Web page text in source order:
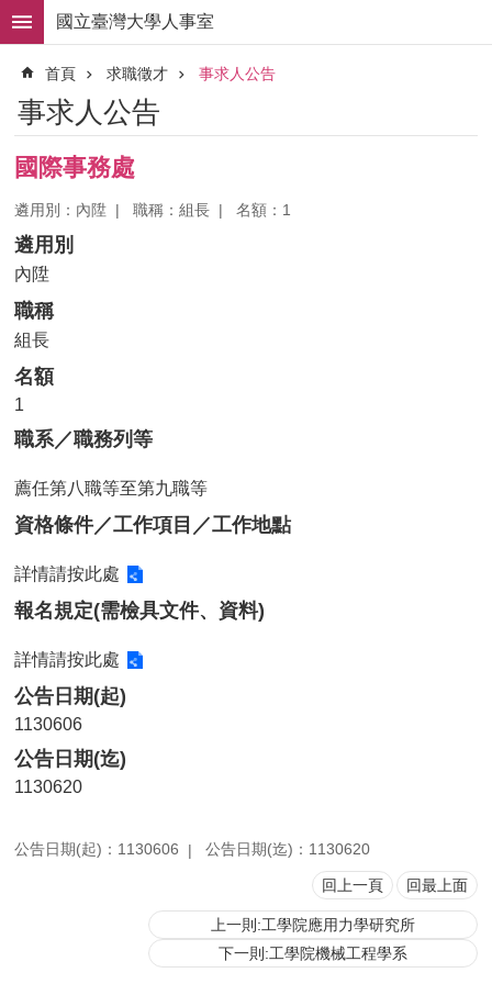
跳到主要內容區塊
進
階
搜
尋
求
職
徵
組
職
掌
人
事
法
規
常
用
表
各
類
專
區
查
詢
事
項
關
國立臺灣大學人事室
首頁 求職徵才 事求人公告
事求人公告
國際事務處
遴用別：內陞 職稱：組長 名額：1
遴用別
內陞
職稱
組長
名額
1
職系／職務列等
薦任第八職等至第九職等
資格條件／工作項目／工作地點
詳情請按此處
報名規定(需檢具文件、資料)
詳情請按此處
公告日期(起)
1130606
公告日期(迄)
1130620
公告日期(起)：1130606 公告日期(迄)：1130620
回上一頁 回最上面
上一則:工學院應用力學研究所
下一則:工學院機械工程學系